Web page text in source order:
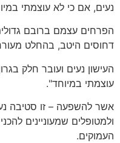
נעים, אם כי לא עוצמתי
הפרחים עצמם ברובם גדולים
דחוסים היטב, בהחלט
העישון נעים ועובר חלק
עוצמתי במיוחד".
אשר להשפעה – זו סטיבה
ולמטופלים שמעוניינים
העמוקים.